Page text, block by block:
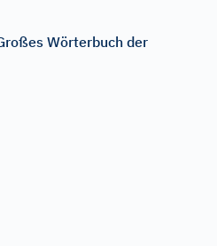
Wörterbuch der